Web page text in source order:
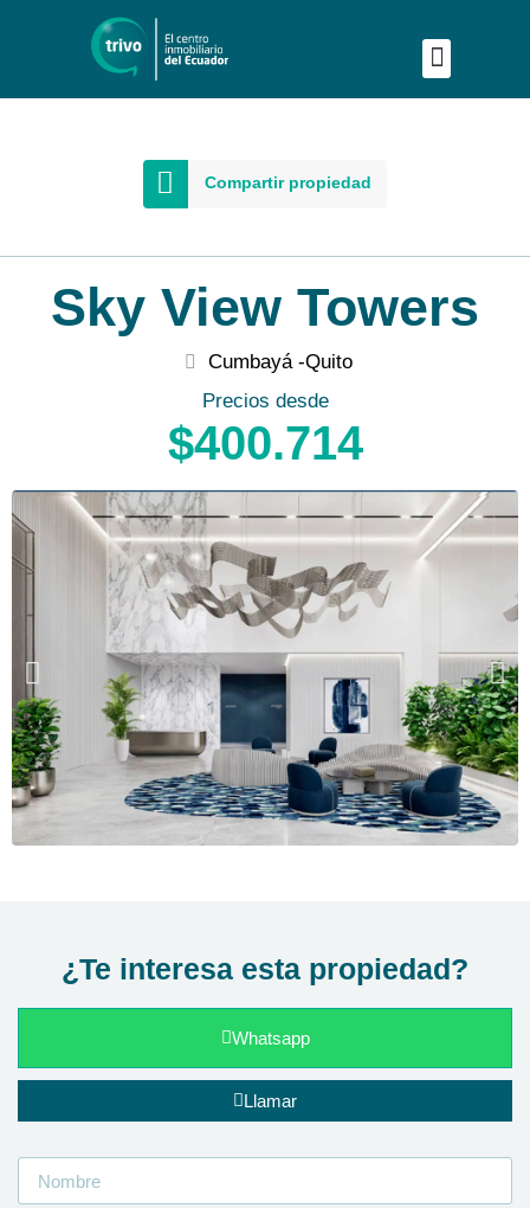
Compartir propiedad
Sky View Towers
Cumbayá -Quito
Precios desde
$400.714
¿Te interesa esta propiedad?
Whatsapp
Llamar